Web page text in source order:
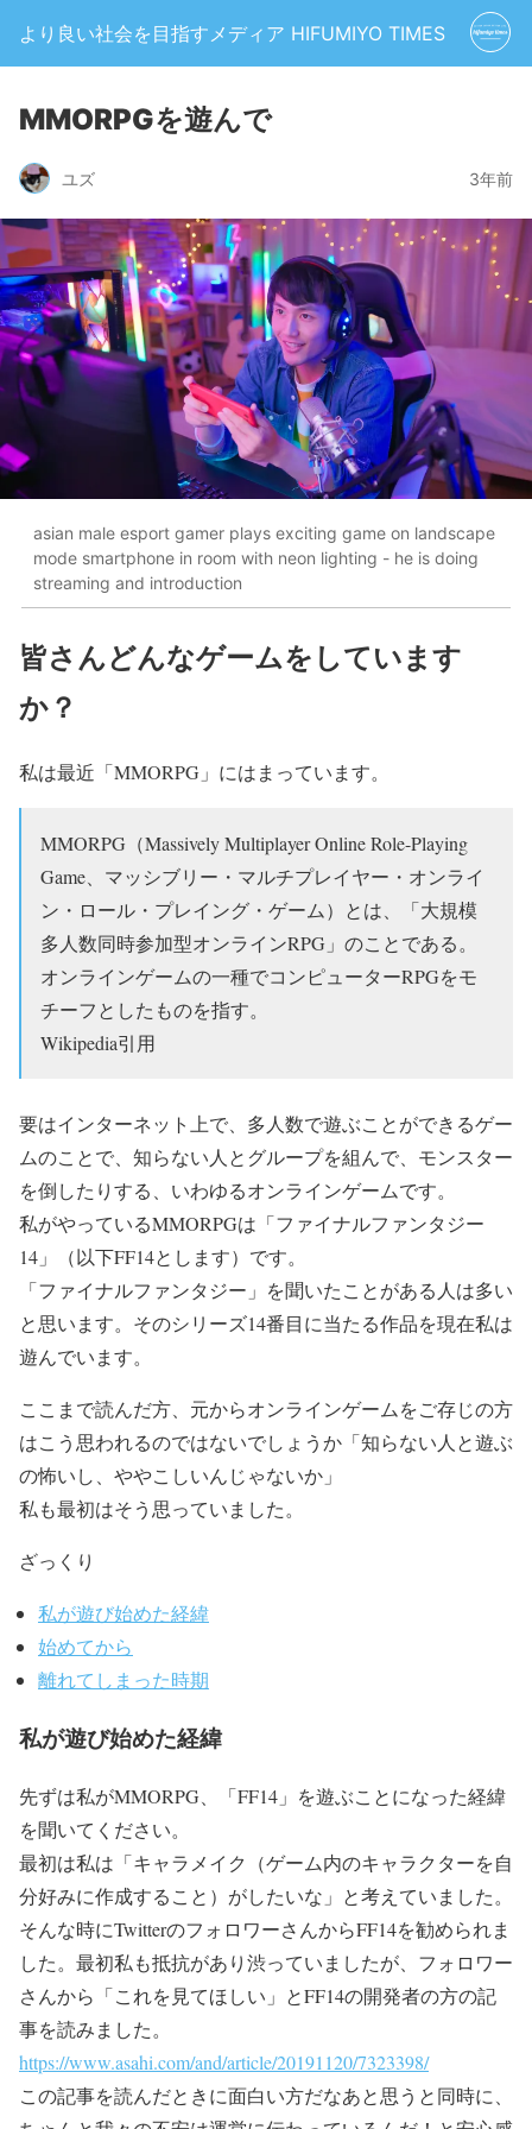
より良い社会を目指すメディア HIFUMIYO TIMES
MMORPGを遊んで
ユズ 3年前
asian male esport gamer plays exciting game on landscape
mode smartphone in room with neon lighting - he is doing
streaming and introduction
皆さんどんなゲームをしています
か？
私は最近「MMORPG」にはまっています。
MMORPG（Massively Multiplayer Online Role-Playing
Game、マッシブリー・マルチプレイヤー・オンライ
ン・ロール・プレイング・ゲーム）とは、「大規模
多人数同時参加型オンラインRPG」のことである。
オンラインゲームの一種でコンピューターRPGをモ
チーフとしたものを指す。
Wikipedia引用
要はインターネット上で、多人数で遊ぶことができるゲー
ムのことで、知らない人とグループを組んで、モンスター
を倒したりする、いわゆるオンラインゲームです。
私がやっているMMORPGは「ファイナルファンタジー
14」（以下FF14とします）です。
「ファイナルファンタジー」を聞いたことがある人は多い
と思います。そのシリーズ14番目に当たる作品を現在私は
遊んでいます。
ここまで読んだ方、元からオンラインゲームをご存じの方
はこう思われるのではないでしょうか「知らない人と遊ぶ
の怖いし、ややこしいんじゃないか」
私も最初はそう思っていました。
ざっくり
私が遊び始めた経緯
始めてから
離れてしまった時期
私が遊び始めた経緯
先ずは私がMMORPG、「FF14」を遊ぶことになった経緯
を聞いてください。
最初は私は「キャラメイク（ゲーム内のキャラクターを自
分好みに作成すること）がしたいな」と考えていました。
そんな時にTwitterのフォロワーさんからFF14を勧められま
した。最初私も抵抗があり渋っていましたが、フォロワー
さんから「これを見てほしい」とFF14の開発者の方の記
事を読みました。
https://www.asahi.com/and/article/20191120/7323398/
この記事を読んだときに面白い方だなあと思うと同時に、